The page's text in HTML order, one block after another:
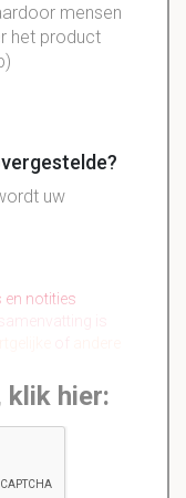
mensen
het product
uw
en notities
is
klik hier: